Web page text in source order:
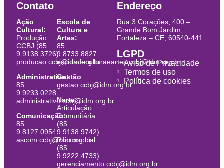
Contato
Ação
Cultural:
Produção
CCBJ (85
9.9138.3726)
producao.ccbj@idm.org.br
Administrativo:
85
9.9233.0228
administrativo.ccbj@idm.org.br
Comunicação:
85
9.8127.0954
ascom.ccbj@idm.org.br
Escola de
Cultura e
Artes:
85
9.8733.8827
escoladeculturaeartes.ccbj@idm.org.br
Gestão
gestao.ccbj@idm.org.br
Narte:
Articulação
Comunitária
(85
9.9138.9742)
Psicossocial
(85
9.9222.4733)
gerenciamento.ccbj@idm.org.br
Endereço
Rua 3 Corações, 400 –
Grande Bom Jardim,
Fortaleza – CE, 60540-441
LGPD
Aviso de Privacidade
Termos de uso
Política de cookies